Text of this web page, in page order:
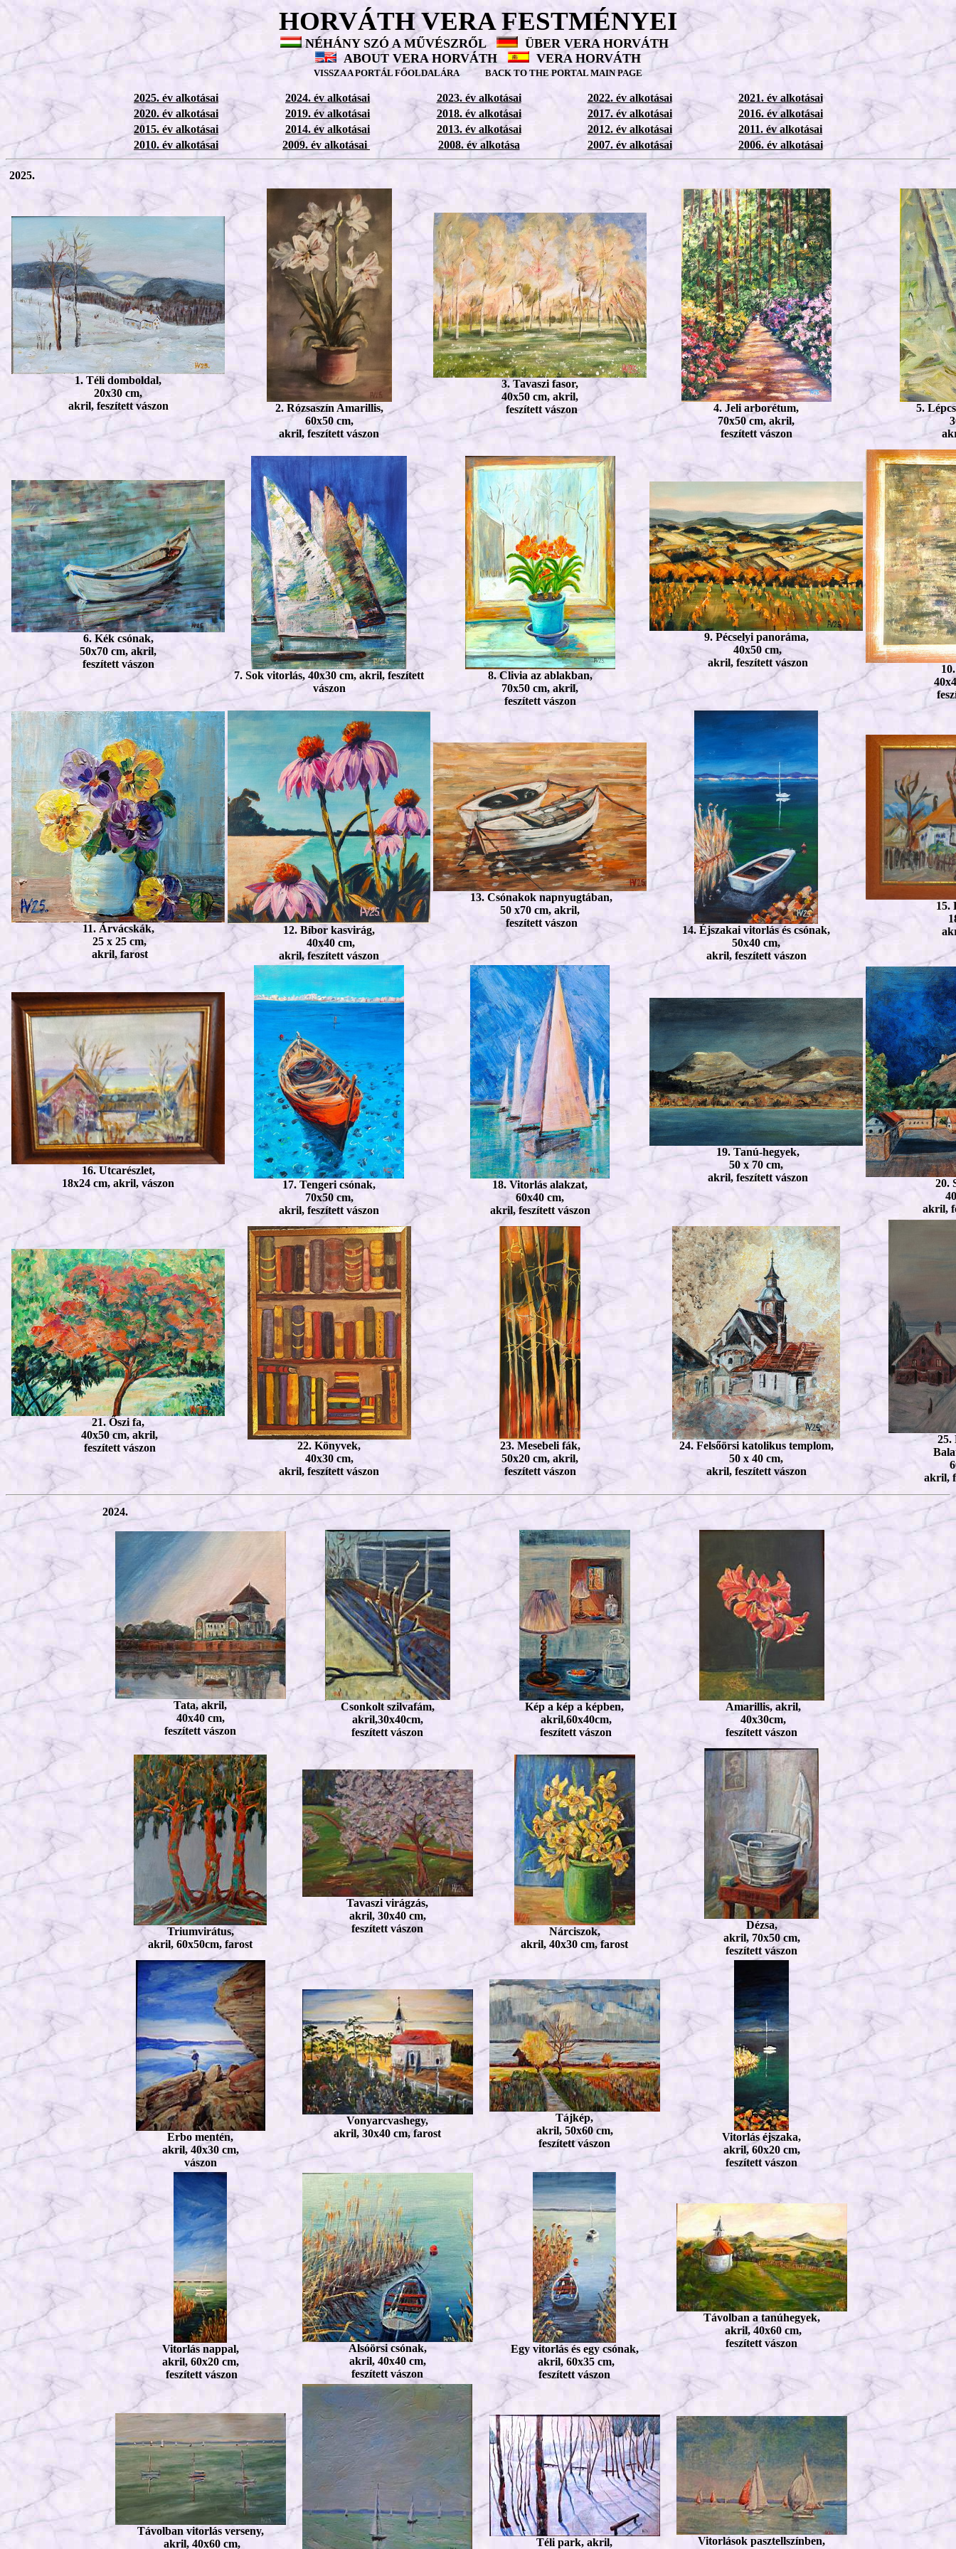
HORVÁTH VERAFESTMÉNYEI
NÉHÁNY SZÓ A MŰVÉSZRŐL
ÜBER VERA HORVÁTH
ABOUT VERA HORVÁTH
VERA HORVÁTH
VISSZA A PORTÁL FŐOLDALÁRA BACK TO THE PORTAL MAIN PAGE
2025. év alkotásai 2024. év alkotásai 2023. év alkotásai 2022. év alkotásai
2021. év alkotásai
2020. év alkotásai
2019. év alkotásai 2018. év alkotásai 2017. év alkotásai
2016. év alkotásai
2015. év alkotásai
2014. év alkotásai 2013. év alkotásai 2012. év alkotásai
2011. év alkotásai
2010. év alkotásai
2009. év alkotásai 2008. év alkotása 2007. év alkotásai 2006. év alkotásai
2025.
1. Téli domboldal,
20x30 cm,
akril, feszített vászon
2. Rózsaszín Amarillis,
60x50 cm,
akril, feszített vászon
3. Tavaszi fasor,
40x50 cm, akril,
feszített vászon
4. Jeli arborétum,
70x50 cm, akril,
feszített vászon
5.
6. Kék csónak,
50x70 cm, akril,
feszített vászon
7. Sok vitorlás, 40x30 cm, akril, feszített
vászon
8. Clivia az ablakban,
70x50 cm, akril,
feszített vászon
9. Pécselyi panoráma,
40x50 cm,
akril, feszített vászon
11. Árvácskák,
25 x 25 cm,
akril, farost
12. Bíbor kasvirág,
40x40 cm,
akril, feszített vászon
13. Csónakok napnyugtában,
50 x70 cm, akril,
feszített vászon
14. Éjszakai vitorlás és csónak,
50x40 cm,
akril, feszített vászon
15.
16. Utcarészlet,
18x24 cm, akril, vászon
17. Tengeri csónak,
70x50 cm,
akril, feszített vászon
18. Vitorlás alakzat,
60x40 cm,
akril, feszített vászon
19. Tanú-hegyek,
50 x 70 cm,
akril, feszített vászon
20.
akril,
21. Őszi fa,
40x50 cm, akril,
feszített vászon
22. Könyvek,
40x30 cm,
akril, feszített vászon
23. Mesebeli fák,
50x20 cm, akril,
feszített vászon
24. Felsőörsi katolikus templom,
50 x 40 cm,
akril, feszített vászon
25.
akril,
2024.
Tata, akril,
40x40 cm,
feszített vászon
Csonkolt szilvafám,
akril,30x40cm,
feszített vászon
Kép a kép a képben,
akril,60x40cm,
feszített vászon
Amarillis, akril,
40x30cm,
feszített vászon
Triumvirátus,
akril, 60x50cm, farost
Tavaszi virágzás,
akril, 30x40 cm,
feszített vászon
Nárciszok,
akril, 40x30 cm, farost
Dézsa,
akril, 70x50 cm,
feszített vászon
Erbo mentén,
akril, 40x30 cm,
vászon
Vonyarcvashegy,
akril, 30x40 cm, farost
Tájkép,
akril, 50x60 cm,
feszített vászon
Vitorlás éjszaka,
akril, 60x20 cm,
feszített vászon
Vitorlás nappal,
akril, 60x20 cm,
feszített vászon
Alsóörsi csónak,
akril, 40x40 cm,
feszített vászon
Egy vitorlás és egy csónak,
akril, 60x35 cm,
feszített vászon
Távolban a tanúhegyek,
akril, 40x60 cm,
feszített vászon
Távolban vitorlás verseny,
akril, 40x60 cm,
Téli park, akril,
Vitorlások pasztellszínben,